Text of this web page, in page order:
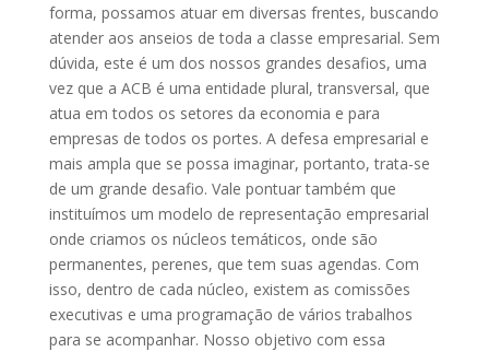
forma, possamos atuar em diversas frentes, buscando
atender aos anseios de toda a classe empresarial. Sem
dúvida, este é um dos nossos grandes desafios, uma
vez que a ACB é uma entidade plural, transversal, que
atua em todos os setores da economia e para
empresas de todos os portes. A defesa empresarial e
mais ampla que se possa imaginar, portanto, trata-se
de um grande desafio. Vale pontuar também que
instituímos um modelo de representação empresarial
onde criamos os núcleos temáticos, onde são
permanentes, perenes, que tem suas agendas. Com
isso, dentro de cada núcleo, existem as comissões
executivas e uma programação de vários trabalhos
para se acompanhar. Nosso objetivo com essa